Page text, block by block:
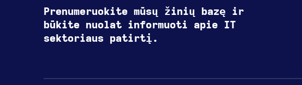
Prenumeruokite mūsų žinių bazę ir
būkite nuolat informuoti apie IT
sektoriaus patirtį.